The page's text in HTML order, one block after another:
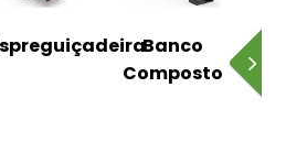
Banco
Composto